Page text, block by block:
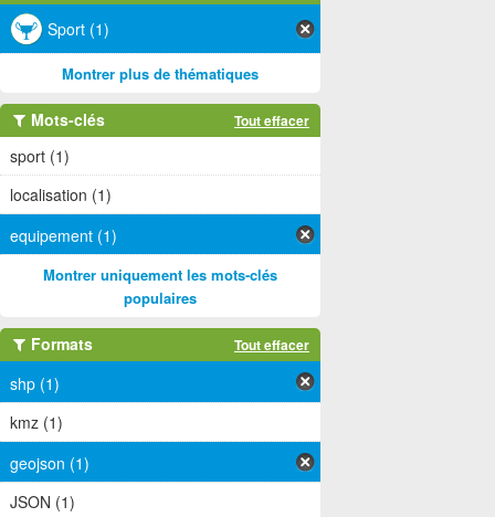
Sport (1)
Montrer plus de thématiques
Mots-clés Tout effacer
sport (1)
localisation (1)
equipement (1)
Montrer uniquement les mots-clés
populaires
Formats Tout effacer
shp (1)
kmz (1)
geojson (1)
JSON (1)